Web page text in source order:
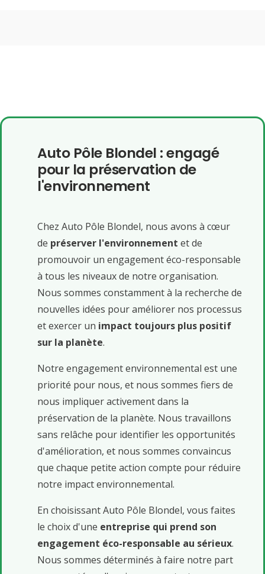
Auto Pôle Blondel : engagé
pour la préservation de
l'environnement
Chez Auto Pôle Blondel, nous avons à cœur
de préserver l'environnement et de
promouvoir un engagement éco-responsable
à tous les niveaux de notre organisation.
Nous sommes constamment à la recherche de
nouvelles idées pour améliorer nos processus
et exercer un impact toujours plus positif
sur la planète.
Notre engagement environnemental est une
priorité pour nous, et nous sommes fiers de
nous impliquer activement dans la
préservation de la planète. Nous travaillons
sans relâche pour identifier les opportunités
d'amélioration, et nous sommes convaincus
que chaque petite action compte pour réduire
notre impact environnemental.
En choisissant Auto Pôle Blondel, vous faites
le choix d'une entreprise qui prend son
engagement éco-responsable au sérieux.
Nous sommes déterminés à faire notre part